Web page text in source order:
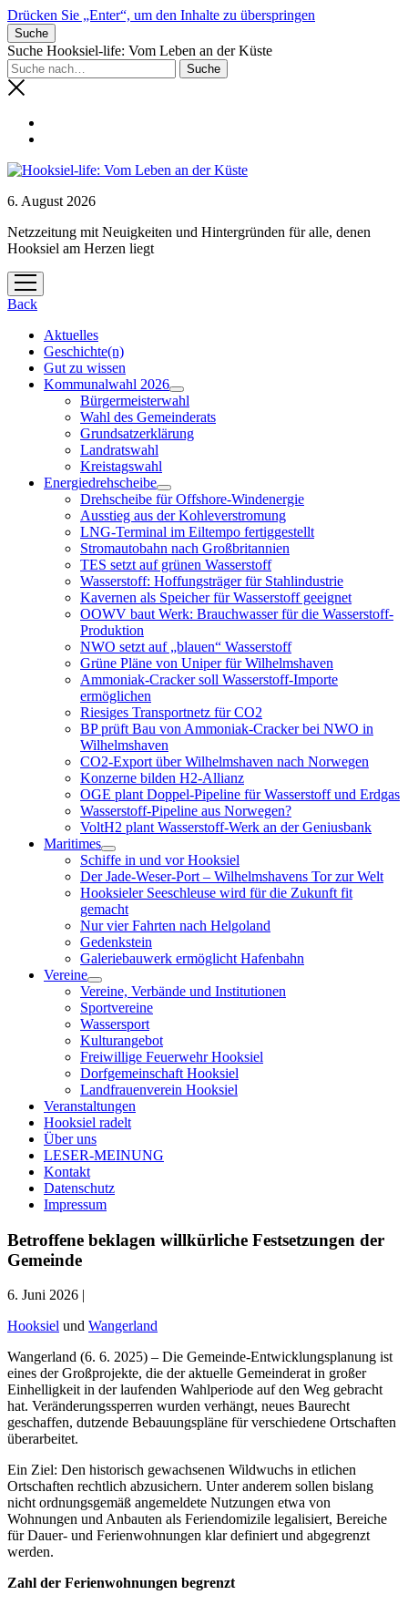
Drücken Sie „Enter“, um den Inhalte zu überspringen
Suche
Suche Hooksiel-life: Vom Leben an der Küste
6. August 2026
Netzzeitung mit Neuigkeiten und Hintergründen für alle, denen
Hooksiel am Herzen liegt
Menü
öffnen
Back
Aktuelles
Geschichte(n)
Gut zu wissen
Kommunalwahl 2026
Menü
öffnen
Bürgermeisterwahl
Wahl des Gemeinderats
Grundsatzerklärung
Landratswahl
Kreistagswahl
Energiedrehscheibe
Menü
öffnen
Drehscheibe für Offshore-Windenergie
Ausstieg aus der Kohleverstromung
LNG-Terminal im Eiltempo fertiggestellt
Stromautobahn nach Großbritannien
TES setzt auf grünen Wasserstoff
Wasserstoff: Hoffungsträger für Stahlindustrie
Kavernen als Speicher für Wasserstoff geeignet
OOWV baut Werk: Brauchwasser für die Wasserstoff-
Produktion
NWO setzt auf „blauen“ Wasserstoff
Grüne Pläne von Uniper für Wilhelmshaven
Ammoniak-Cracker soll Wasserstoff-Importe
ermöglichen
Riesiges Transportnetz für CO2
BP prüft Bau von Ammoniak-Cracker bei NWO in
Wilhelmshaven
CO2-Export über Wilhelmshaven nach Norwegen
Konzerne bilden H2-Allianz
OGE plant Doppel-Pipeline für Wasserstoff und Erdgas
Wasserstoff-Pipeline aus Norwegen?
VoltH2 plant Wasserstoff-Werk an der Geniusbank
Maritimes
Menü
öffnen
Schiffe in und vor Hooksiel
Der Jade-Weser-Port – Wilhelmshavens Tor zur Welt
Hooksieler Seeschleuse wird für die Zukunft fit
gemacht
Nur vier Fahrten nach Helgoland
Gedenkstein
Galeriebauwerk ermöglicht Hafenbahn
Vereine
Menü
öffnen
Vereine, Verbände und Institutionen
Sportvereine
Wassersport
Kulturangebot
Freiwillige Feuerwehr Hooksiel
Dorfgemeinschaft Hooksiel
Landfrauenverein Hooksiel
Veranstaltungen
Hooksiel radelt
Über uns
LESER-MEINUNG
Kontakt
Datenschutz
Impressum
Betroffene beklagen willkürliche Festsetzungen der
Gemeinde
6. Juni 2026 |
Hooksiel und Wangerland
Wangerland (6. 6. 2025) – Die Gemeinde-Entwicklungsplanung ist
eines der Großprojekte, die der aktuelle Gemeinderat in großer
Einhelligkeit in der laufenden Wahlperiode auf den Weg gebracht
hat. Veränderungssperren wurden verhängt, neues Baurecht
geschaffen, dutzende Bebauungspläne für verschiedene Ortschaften
überarbeitet.
Ein Ziel: Den historisch gewachsenen Wildwuchs in etlichen
Ortschaften rechtlich abzusichern. Unter anderem sollen bislang
nicht ordnungsgemäß angemeldete Nutzungen etwa von
Wohnungen und Anbauten als Feriendomizile legalisiert, Bereiche
für Dauer- und Ferienwohnungen klar definiert und abgegrenzt
werden.
Zahl der Ferienwohnungen begrenzt